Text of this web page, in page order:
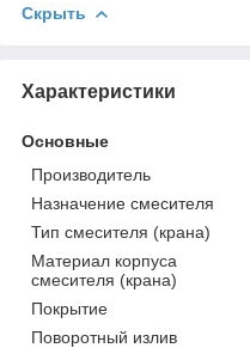
Скрыть
Характеристики
Основные
Производитель
Назначение смесителя
Тип смесителя (крана)
Материал корпуса
смесителя (крана)
Покрытие
Поворотный излив